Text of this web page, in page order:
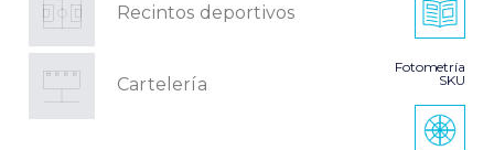
Recintos deportivos
Cartelería
Fotometría
SKU